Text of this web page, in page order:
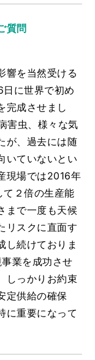
質問
響を当然受ける
に世界で初め
完成させまし
害虫、様々な気
が、過去には随
いていないとい
現場では2016年
２倍の生産能
まで一度も天候
リスクに直面す
し続けておりま
業を成功させ
しっかりお約束
定供給の確保
に重要になって